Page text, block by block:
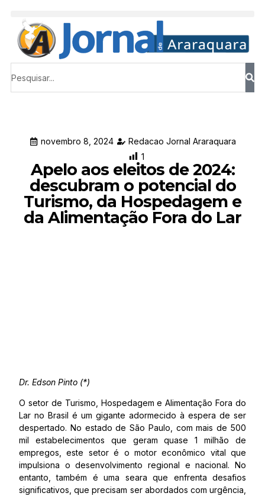
novembro 8, 2024
Redacao Jornal Araraquara
1
Apelo aos eleitos de 2024:
descubram o potencial do
Turismo, da Hospedagem e
da Alimentação Fora do Lar
Dr. Edson Pinto (*)
O setor de Turismo, Hospedagem e Alimentação Fora do
Lar no Brasil é um gigante adormecido à espera de ser
despertado. No estado de São Paulo, com mais de 500
mil estabelecimentos que geram quase 1 milhão de
empregos, este setor é o motor econômico vital que
impulsiona o desenvolvimento regional e nacional. No
entanto, também é uma seara que enfrenta desafios
significativos, que precisam ser abordados com urgência,